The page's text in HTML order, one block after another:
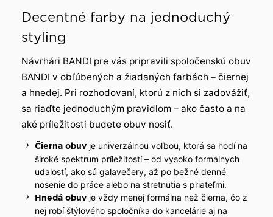
Decentné farby na jednoduchý
styling
Návrhári BANDI pre vás pripravili spoločenskú obuv
BANDI v obľúbených a žiadaných farbách – čiernej
a hnedej. Pri rozhodovaní, ktorú z nich si zadovážiť,
sa riaďte jednoduchým pravidlom – ako často a na
aké príležitosti budete obuv nosiť.
Čierna obuv je univerzálnou voľbou, ktorá sa hodí na
široké spektrum príležitostí – od vysoko formálnych
udalostí, ako sú galavečery, až po bežné denné
nosenie do práce alebo na stretnutia s priateľmi.
Hnedá obuv je vždy menej formálna než čierna, čo z
nej robí štýlového spoločníka do kancelárie aj na